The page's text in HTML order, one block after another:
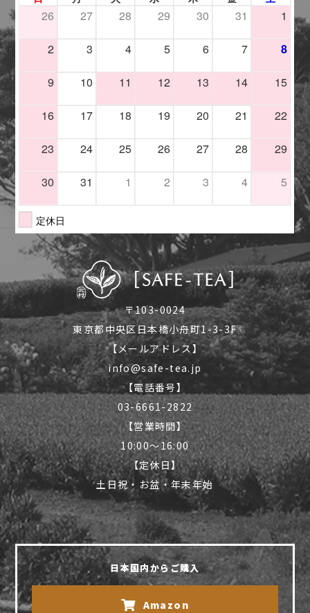
〒103-0024
東京都中央区日本橋小舟町1-3-3F
【メールアドレス】
info@safe-tea.jp
【電話番号】
03-6661-2822
【営業時間】
10:00〜16:00
【定休日】
土日祝・お盆・年末年始
日本国内からご購入
Amazon